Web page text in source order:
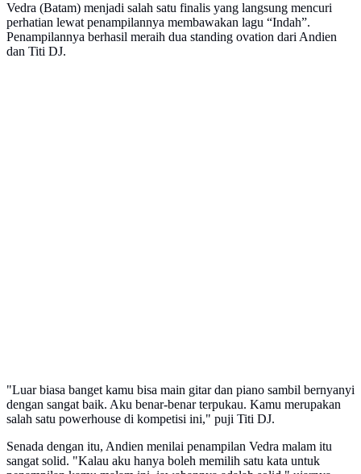
Vedra (Batam) menjadi salah satu finalis yang langsung mencuri
perhatian lewat penampilannya membawakan lagu “Indah”.
Penampilannya berhasil meraih dua standing ovation dari Andien
dan Titi DJ.
"Luar biasa banget kamu bisa main gitar dan piano sambil bernyanyi
dengan sangat baik. Aku benar-benar terpukau. Kamu merupakan
salah satu powerhouse di kompetisi ini," puji Titi DJ.
Senada dengan itu, Andien menilai penampilan Vedra malam itu
sangat solid. "Kalau aku hanya boleh memilih satu kata untuk